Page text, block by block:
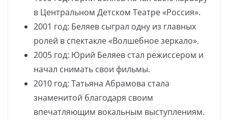
в Центральном Детском Театре «Россия».
2001 год: Беляев сыграл одну из главных
ролей в спектакле «Волшебное зеркало».
2005 год: Юрий Беляев стал режиссером и
начал снимать свои фильмы.
2010 год: Татьяна Абрамова стала
знаменитой благодаря своим
впечатляющим вокальным выступлениям.